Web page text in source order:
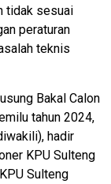
tidak sesuai
peraturan
teknis
Bakal Calon
tahun 2024,
hadir
KPU Sulteng
Sulteng